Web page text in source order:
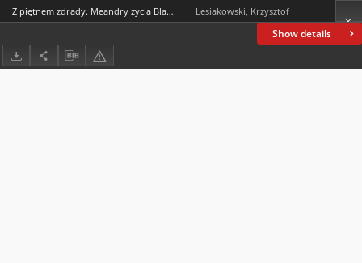
Show details
Z piętnem zdrady. Meandry życia Blanki Kaczorowskiej Lesiakowski, Krzysztof